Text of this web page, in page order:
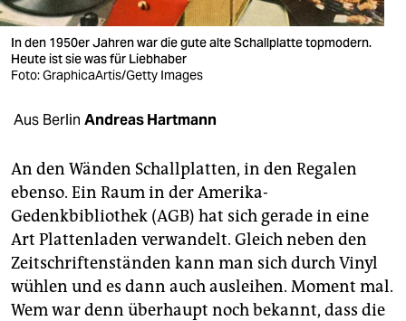
verlag
verlag
shop
fragen & hilfe
unterstützen
abo
genossenschaft
epaper login
In den 1950er Jahren war die gute alte Schallplatte topmodern.
Heute ist sie was für Liebhaber
Foto: GraphicaArtis/Getty Images
Aus Berlin Andreas Hartmann
An den Wänden Schallplatten, in den Regalen
ebenso. Ein Raum in der Amerika-
Gedenkbibliothek (AGB) hat sich gerade in eine
Art Plattenladen verwandelt. Gleich neben den
Zeitschriftenständen kann man sich durch Vinyl
wühlen und es dann auch ausleihen. Moment mal.
Wem war denn überhaupt noch bekannt, dass die